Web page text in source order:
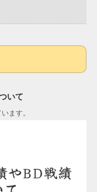
いて
ます。